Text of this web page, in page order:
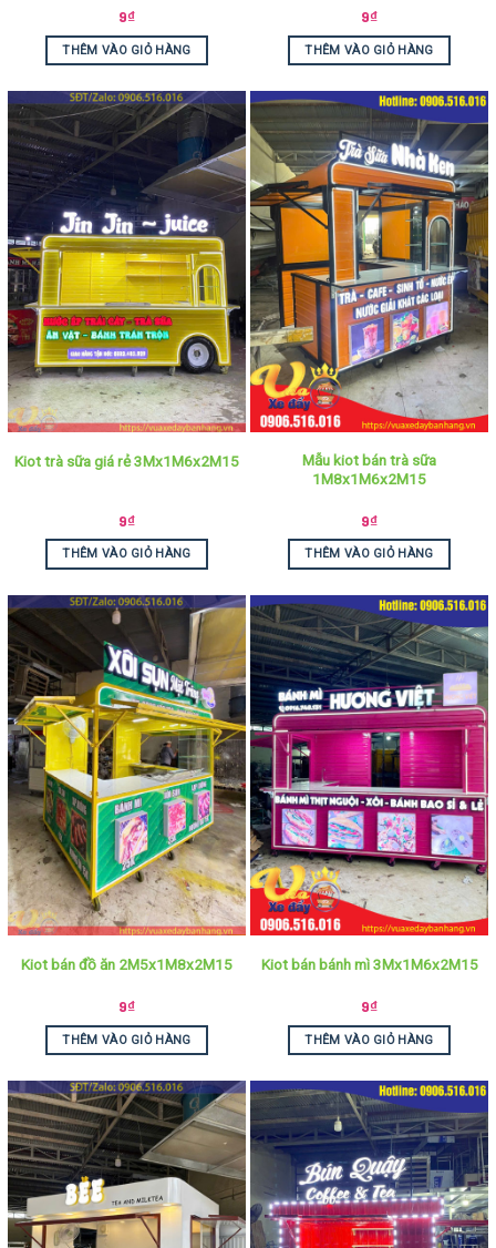
9₫
THÊM VÀO GIỎ HÀNG
9₫
THÊM VÀO GIỎ HÀNG
Kiot trà sữa giá rẻ 3Mx1M6x2M15
9₫
THÊM VÀO GIỎ HÀNG
Mẫu kiot bán trà sữa
1M8x1M6x2M15
9₫
THÊM VÀO GIỎ HÀNG
Kiot bán đồ ăn 2M5x1M8x2M15
9₫
THÊM VÀO GIỎ HÀNG
Kiot bán bánh mì 3Mx1M6x2M15
9₫
THÊM VÀO GIỎ HÀNG